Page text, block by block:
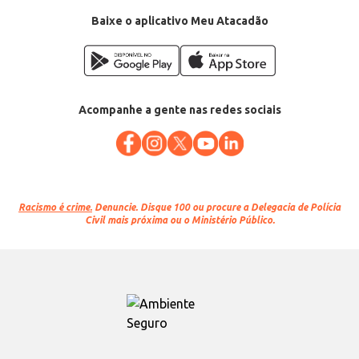
Baixe o aplicativo Meu Atacadão
Acompanhe a gente nas redes sociais
Racismo é crime. Denuncie. Disque 100 ou procure a Delegacia de Polícia
Civil mais próxima ou o Ministério Público.